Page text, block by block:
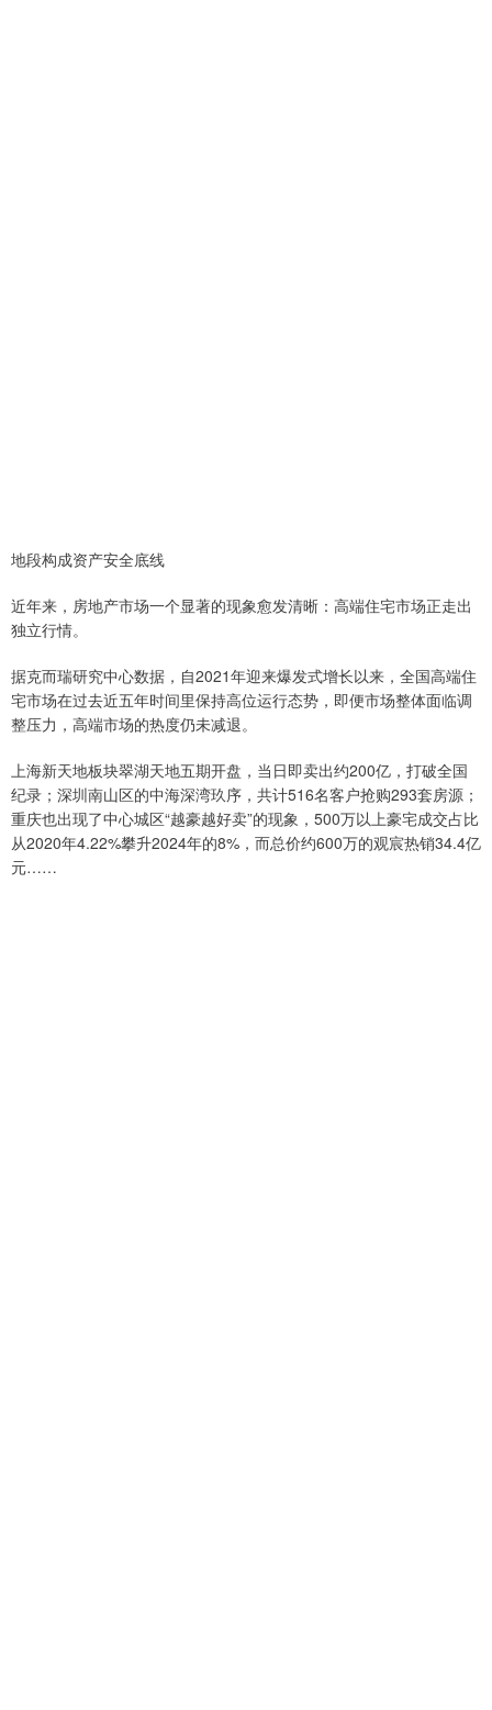
地段构成资产安全底线
近年来，房地产市场一个显著的现象愈发清晰：高端住宅市场正走出
独立行情。
据克而瑞研究中心数据，自2021年迎来爆发式增长以来，全国高端住
宅市场在过去近五年时间里保持高位运行态势，即便市场整体面临调
整压力，高端市场的热度仍未减退。
上海新天地板块翠湖天地五期开盘，当日即卖出约200亿，打破全国
纪录；深圳南山区的中海深湾玖序，共计516名客户抢购293套房源；
重庆也出现了中心城区“越豪越好卖”的现象，500万以上豪宅成交占比
从2020年4.22%攀升2024年的8%，而总价约600万的观宸热销34.4亿
元……